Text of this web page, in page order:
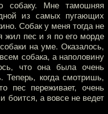
собаку. Мне тамошняя
из самых пугающих
Собак у меня тогда не
жил пес и я по его морде
на уме. Оказалось,
собака, а наполовину
что она была очень
Теперь, когда смотришь,
пес переживает, очень
боится, а вовсе не ведет